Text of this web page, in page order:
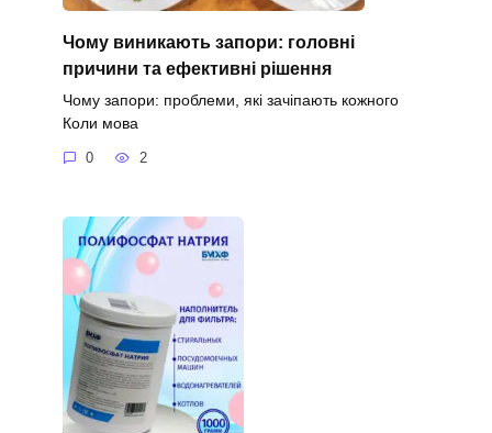
Чому виникають запори: головні
причини та ефективні рішення
Чому запори: проблеми, які зачіпають кожного
Коли мова
0 2